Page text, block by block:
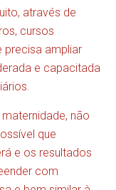
através de
cursos
precisa ampliar
e capacitada
não
que
e os resultados
com